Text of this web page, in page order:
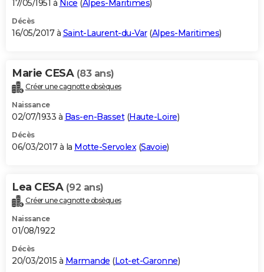
17/05/1951 à Nice (Alpes-Maritimes)
Décès
16/05/2017 à Saint-Laurent-du-Var(Alpes-Maritimes)
Marie CESA (83 ans)
Créer une cagnotte obsèques
Naissance
02/07/1933 à Bas-en-Basset(Haute-Loire)
Décès
06/03/2017 à la Motte-Servolex(Savoie)
Lea CESA (92 ans)
Créer une cagnotte obsèques
Naissance
01/08/1922
Décès
20/03/2015 à Marmande (Lot-et-Garonne)